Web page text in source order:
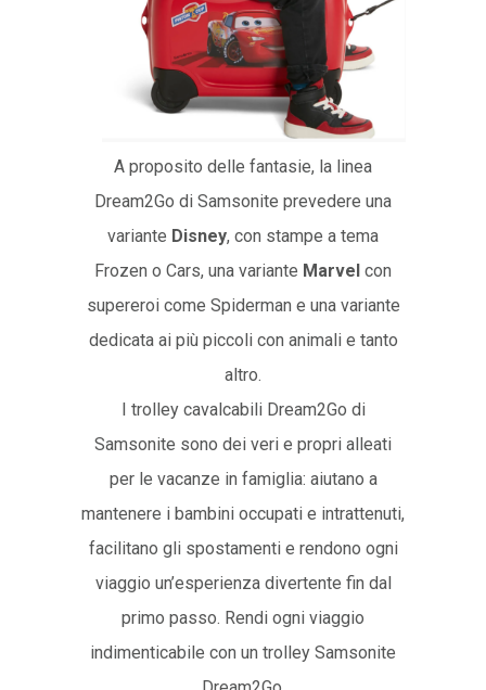
A proposito delle fantasie, la linea
Dream2Go di Samsonite prevedere una
variante Disney, con stampe a tema
Frozen o Cars, una variante Marvel con
supereroi come Spiderman e una variante
dedicata ai più piccoli con animali e tanto
altro.
I trolley cavalcabili Dream2Go di
Samsonite sono dei veri e propri alleati
per le vacanze in famiglia: aiutano a
mantenere i bambini occupati e intrattenuti,
facilitano gli spostamenti e rendono ogni
viaggio un’esperienza divertente fin dal
primo passo. Rendi ogni viaggio
indimenticabile con un trolley Samsonite